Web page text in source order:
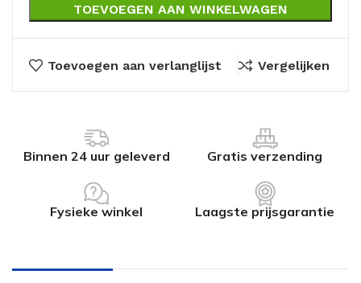
TOEVOEGEN AAN WINKELWAGEN
Toevoegen aan verlanglijst Vergelijken
Binnen 24 uur geleverd Gratis verzending
Fysieke winkel Laagste prijsgarantie